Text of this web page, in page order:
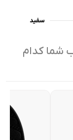
سفید
شما کدام